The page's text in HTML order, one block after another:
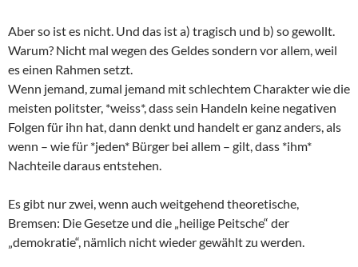
Aber so ist es nicht. Und das ist a) tragisch und b) so gewollt.
Warum? Nicht mal wegen des Geldes sondern vor allem, weil
es einen Rahmen setzt.
Wenn jemand, zumal jemand mit schlechtem Charakter wie die
meisten politster, *weiss*, dass sein Handeln keine negativen
Folgen für ihn hat, dann denkt und handelt er ganz anders, als
wenn – wie für *jeden* Bürger bei allem – gilt, dass *ihm*
Nachteile daraus entstehen.
Es gibt nur zwei, wenn auch weitgehend theoretische,
Bremsen: Die Gesetze und die „heilige Peitsche“ der
„demokratie“, nämlich nicht wieder gewählt zu werden.